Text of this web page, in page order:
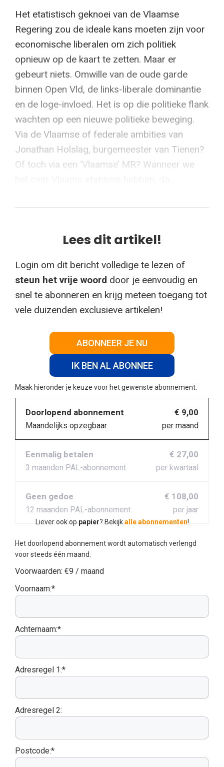
Het etatistisch geknoei van de Vlaamse
Regering zou de ideale kans moeten zijn voor
economische liberalen om zich politiek
opnieuw op de kaart te zetten. Maar er
gebeurt niets. Omwille van de oude garde
binnen Open Vld, de links-liberale dominantie
en de loge-invloed. Het is op die politieke flank
wachten op een nieuwe politieke beweging.
Via de Vlaamse of federale ambities van
Jonathan Holslag, burgemeester van Tienen?
Of toch via een ‘Vlaamse’ MR? Wanneer we
Lees dit artikel!
Login om dit bericht volledige te lezen of
steun het vrije woord door je eenvoudig en
snel te abonneren en krijg meteen toegang tot
vele duizenden exclusieve artikelen!
ABONNEER JE NU
IK BEN AL ABONNEE
Maak hieronder je keuze voor het gewenste abonnement:
Doorlopend abonnement
Maandelijks opzegbaar
€ 9,00
per maand
Eenmalig betalen
3 maanden PAL-abonnement
€ 27,00
per kwartaal
Geen gedoe
12 maanden PAL-abonnement
€ 108,00
per jaar
Liever ook op papier? Bekijkalle abonnementen!
Het doorlopend abonnement wordt automatisch verlengd
voor steeds één maand.
Voorwaarden: €9 / maand
Voornaam:*
Achternaam:*
Adresregel 1:*
Adresregel 2:
Postcode:*